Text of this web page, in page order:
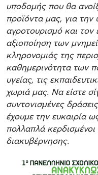
υποδομής που θα
προϊόντα μας, για
αγροτουρισμό και τον
αξιοποίηση των
κληρονομιάς της
καθημερινότητα των
υγείας, τις
χωριά μας. Να είστε
συντονισμένες
έχουμε την ευκαιρία
πολλαπλά
διακυβέρνησης.